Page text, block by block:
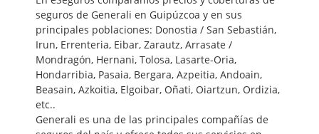
seguros de Generali en Guipúzcoa y en sus
principales poblaciones: Donostia / San Sebastián,
Irun, Errenteria, Eibar, Zarautz, Arrasate /
Mondragón, Hernani, Tolosa, Lasarte-Oria,
Hondarribia, Pasaia, Bergara, Azpeitia, Andoain,
Beasain, Azkoitia, Elgoibar, Oñati, Oiartzun, Ordizia,
etc..
Generali es una de las principales compañías de